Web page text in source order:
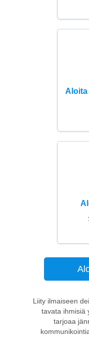
Aloita
Liity ilmaiseen
tavata ihmisiä
tarjoaa